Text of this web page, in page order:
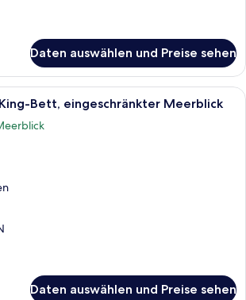
Daten auswählen und Preise sehen
Eine moderne Küche mit einem
Bett, eingeschränkter Meerblick
Daten auswählen und Preise sehen